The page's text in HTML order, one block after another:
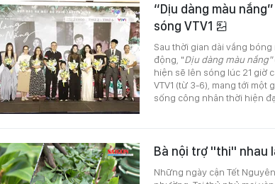
“Dịu dàng màu
sóng VTV1
Sau thời gian dài vắng
động, "Dịu dàng màu nắng"
hiện sẽ lên sóng lúc 21 giờ
VTV1 (từ 3-6), mang tới một
sống công nhân thời hiện
Bà nội trợ "thi" nhau
Những ngày cận Tết